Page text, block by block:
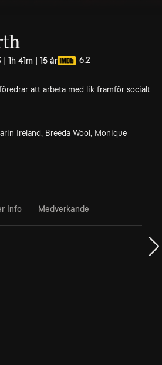
1h 41m | 15 år 6.2
att arbeta med lik framför socialt
Ireland, Breeda Wool, Monique
info Medverkande